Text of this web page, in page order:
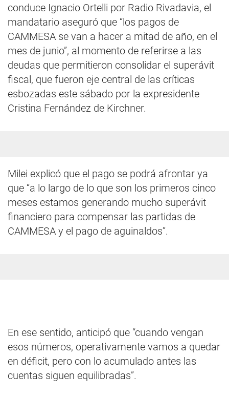
conduce Ignacio Ortelli por Radio Rivadavia, el
mandatario aseguró que “los pagos de
CAMMESA se van a hacer a mitad de año, en el
mes de junio”, al momento de referirse a las
deudas que permitieron consolidar el superávit
fiscal, que fueron eje central de las críticas
esbozadas este sábado por la expresidente
Cristina Fernández de Kirchner.
Milei explicó que el pago se podrá afrontar ya
que “a lo largo de lo que son los primeros cinco
meses estamos generando mucho superávit
financiero para compensar las partidas de
CAMMESA y el pago de aguinaldos”.
En ese sentido, anticipó que “cuando vengan
esos números, operativamente vamos a quedar
en déficit, pero con lo acumulado antes las
cuentas siguen equilibradas”.